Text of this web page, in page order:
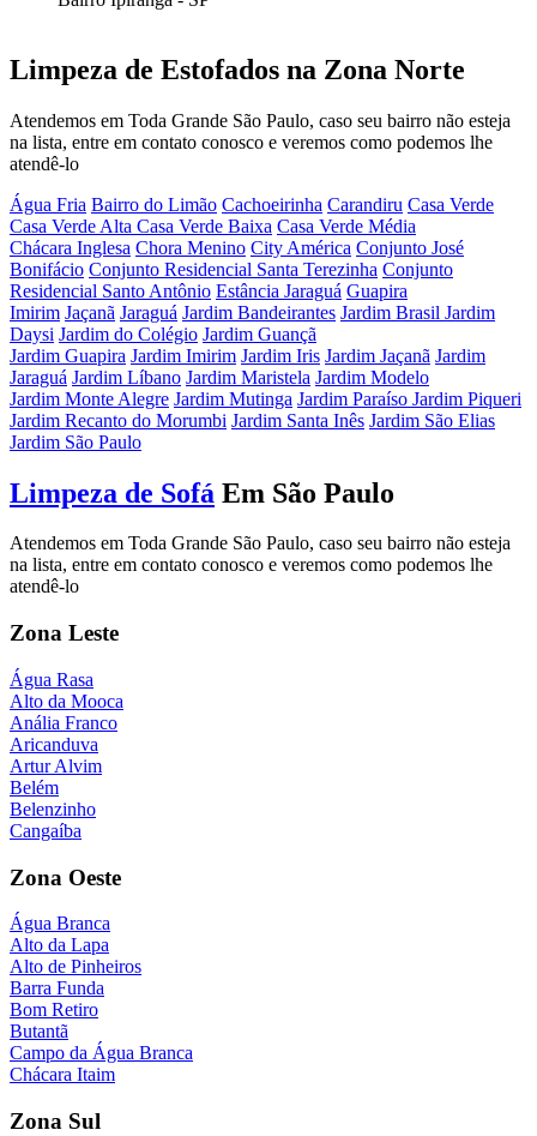
Limpeza de Estofados na Zona Norte
Atendemos em Toda Grande São Paulo, caso seu bairro não esteja
na lista, entre em contato conosco e veremos como podemos lhe
atendê-lo
Água Fria Bairro do Limão Cachoeirinha Carandiru Casa Verde
Casa Verde Alta Casa Verde Baixa Casa Verde Média
Chácara Inglesa Chora Menino City América Conjunto José
Bonifácio Conjunto Residencial Santa Terezinha Conjunto
Residencial Santo Antônio Estância Jaraguá Guapira
Imirim Jaçanã Jaraguá Jardim Bandeirantes Jardim Brasil Jardim
Daysi Jardim do Colégio Jardim Guançã
Jardim Guapira Jardim Imirim Jardim Iris Jardim Jaçanã Jardim
Jaraguá Jardim Líbano Jardim Maristela Jardim Modelo
Jardim Monte Alegre Jardim Mutinga Jardim Paraíso Jardim Piqueri
Jardim Recanto do Morumbi Jardim Santa Inês Jardim São Elias
Jardim São Paulo
Limpeza de Sofá Em São Paulo
Atendemos em Toda Grande São Paulo, caso seu bairro não esteja
na lista, entre em contato conosco e veremos como podemos lhe
atendê-lo
Zona Leste
Água Rasa
Alto da Mooca
Anália Franco
Aricanduva
Artur Alvim
Belém
Belenzinho
Cangaíba
Zona Oeste
Água Branca
Alto da Lapa
Alto de Pinheiros
Barra Funda
Bom Retiro
Butantã
Campo da Água Branca
Chácara Itaim
Zona Sul